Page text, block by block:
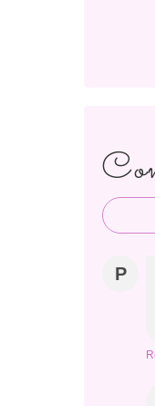
P